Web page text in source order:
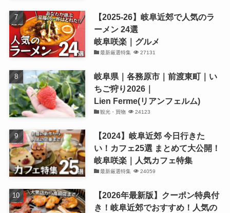
【2025-26】岐阜近郊で人気のラ
ーメン 24選
岐阜咲楽｜グルメ
最新厳選特集 27131
岐阜県｜各務原市｜前渡東町｜い
ちご狩り2026｜
Lien Ferme(リアンフェルム)
観光・買物 24123
【2024】岐阜近郊 今日行きた
い！カフェ25選 まとめて大公開！
岐阜咲楽｜人気カフェ特集
最新厳選特集 24059
【2026年最新版】クーポン特典付
き！岐阜近郊でおすすめ！人気の